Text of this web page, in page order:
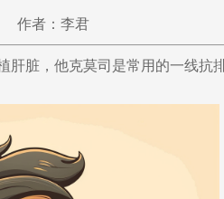
作者：李君
脏，他克莫司是常用的一线抗